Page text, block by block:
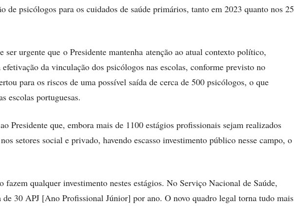
de psicólogos para os cuidados de saúde primários, tanto em 2023 quanto nos 25
ser urgente que o Presidente mantenha atenção ao atual contexto político,
da vinculação dos psicólogos nas escolas, conforme previsto no
para os riscos de uma possível saída de cerca de 500 psicólogos, o que
escolas portuguesas.
Presidente que, embora mais de 1100 estágios profissionais sejam realizados
setores social e privado, havendo escasso investimento público nesse campo, o
fazem qualquer investimento nestes estágios. No Serviço Nacional de Saúde,
30 APJ [Ano Profissional Júnior] por ano. O novo quadro legal torna tudo mais